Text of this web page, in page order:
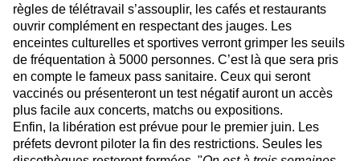
règles de télétravail s’assouplir, les cafés et restaurants
ouvrir complément en respectant des jauges. Les
enceintes culturelles et sportives verront grimper les seuils
de fréquentation à 5000 personnes. C’est là que sera pris
en compte le fameux pass sanitaire. Ceux qui seront
vaccinés ou présenteront un test négatif auront un accès
plus facile aux concerts, matchs ou expositions.
Enfin, la libération est prévue pour le premier juin. Les
préfets devront piloter la fin des restrictions. Seules les